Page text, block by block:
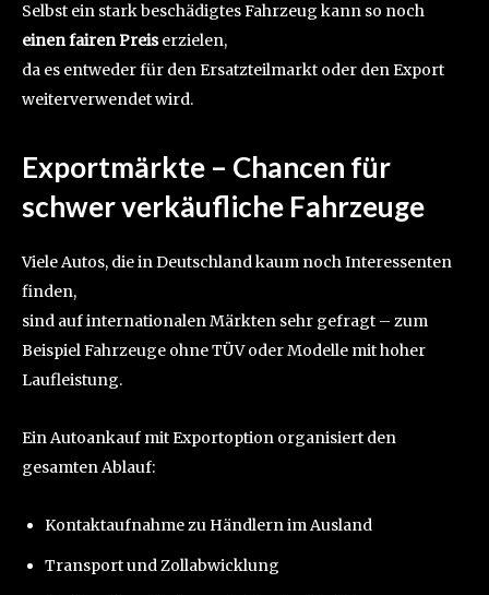
Selbst ein stark beschädigtes Fahrzeug kann so noch
einen fairen Preiserzielen,
da es entweder für den Ersatzteilmarkt oder den Export
weiterverwendet wird.
Exportmärkte – Chancen für
schwer verkäufliche Fahrzeuge
Viele Autos, die in Deutschland kaum noch Interessenten
finden,
sind auf internationalen Märkten sehr gefragt – zum
Beispiel Fahrzeuge ohne TÜV oder Modelle mit hoher
Laufleistung.
Ein Autoankauf mit Exportoption organisiert den
gesamten Ablauf:
Kontaktaufnahme zu Händlern im Ausland
Transport und Zollabwicklung